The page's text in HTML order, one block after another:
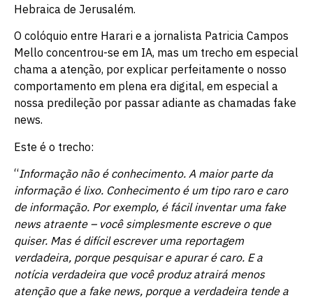
Hebraica de Jerusalém.
O colóquio entre Harari e a jornalista Patricia Campos
Mello concentrou-se em IA, mas um trecho em especial
chama a atenção, por explicar perfeitamente o nosso
comportamento em plena era digital, em especial a
nossa predileção por passar adiante as chamadas fake
news.
Este é o trecho:
“Informação não é conhecimento. A maior parte da
informação é lixo. Conhecimento é um tipo raro e caro
de informação. Por exemplo, é fácil inventar uma fake
news atraente – você simplesmente escreve o que
quiser. Mas é difícil escrever uma reportagem
verdadeira, porque pesquisar e apurar é caro. E a
notícia verdadeira que você produz atrairá menos
atenção que a fake news, porque a verdadeira tende a